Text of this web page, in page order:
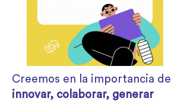
Creemos en la importancia de
innovar, colaborar, generar